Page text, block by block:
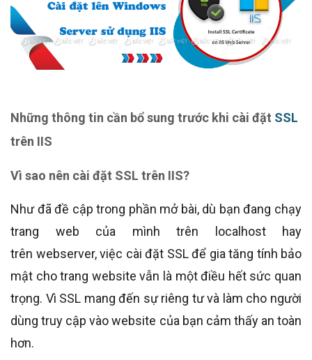
Những thông tin cần bổ sung trước khi cài đặt SSL
trên IIS
Vì sao nên cài đặt SSL trên IIS?
Như đã đề cập trong phần mở bài, dù bạn đang chạy
trang web của mình trên localhost hay
trên webserver, việc cài đặt SSL để gia tăng tính bảo
mật cho trang website vẫn là một điều hết sức quan
trọng. Vì SSL mang đến sự riêng tư và làm cho người
dùng truy cập vào website của bạn cảm thấy an toàn
hơn.